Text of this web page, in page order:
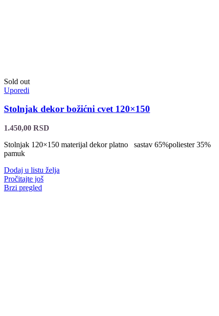
Sold out
Uporedi
Stolnjak dekor božićni cvet 120×150
1.450,00 RSD
Stolnjak 120×150 materijal dekor platno sastav 65%poliester 35%
pamuk
Dodaj u listu želja
Pročitajte još
Brzi pregled